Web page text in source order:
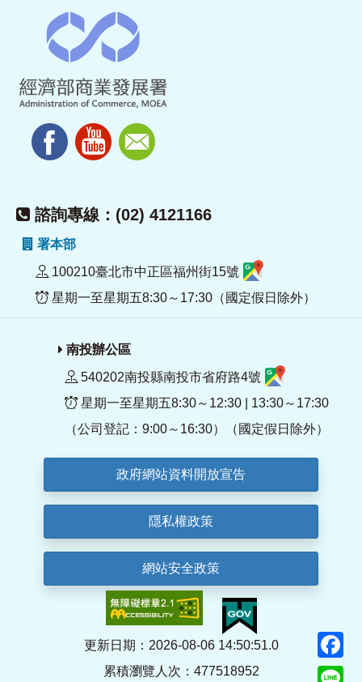
諮詢專線：(02) 4121166
署本部
100210臺北市中正區福州街15號
星期一至星期五8:30～17:30（國定假日除外）
南投辦公區
540202南投縣南投市省府路4號
星期一至星期五8:30～12:30 | 13:30～17:30
（公司登記：9:00～16:30）（國定假日除外）
政府網站資料開放宣告
隱私權政策
網站安全政策
更新日期：2026-08-06 14:50:51.0
累積瀏覽人次：477518952